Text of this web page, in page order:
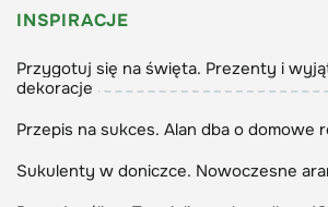
Zieleń to Życie (s. 53) – warto się
klimacie. Hipermarkety to
zostajemy w tyle: Boże
Proponujemy więc świąteczne
prezenty – do wykonania
INSPIRACJE
Przygotuj się na święta. Prezenty i
dekoracje
Przepis na sukces. Alan dba o domowe
Sukulenty w doniczce. Nowoczesne